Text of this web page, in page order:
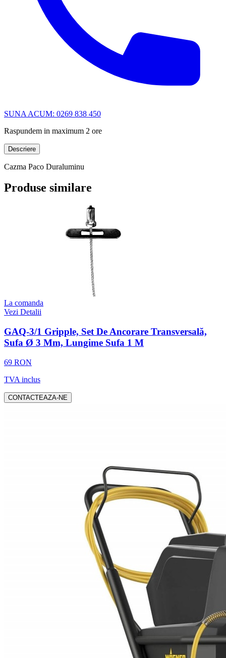
SUNA ACUM: 0269 838 450
Raspundem in maximum 2 ore
Descriere
Cazma Paco Duraluminu
Produse similare
La comanda
Vezi Detalii
GAQ-3/1 Gripple, Set De Ancorare Transversală,
Sufa Ø 3 Mm, Lungime Sufa 1 M
69 RON
TVA inclus
CONTACTEAZA-NE